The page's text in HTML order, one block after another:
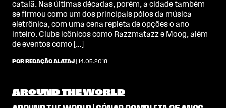
catalã. Nas últimas décadas, porém, a cidade também
se firmou como um dos principais pólos da música
eletrônica, com uma cena repleta de opções o ano
inteiro. Clubs icônicos como Razzmatazz e Moog, além
de eventos como […]
POR REDAÇÃO ALATAJ | 14.05.2018
AROUND THE WORLD